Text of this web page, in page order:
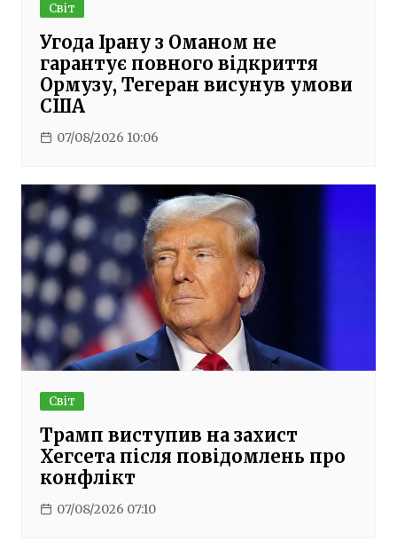
Світ
Угода Ірану з Оманом не
гарантує повного відкриття
Ормузу, Тегеран висунув умови
США
07/08/2026 10:06
Світ
Трамп виступив на захист
Хегсета після повідомлень про
конфлікт
07/08/2026 07:10